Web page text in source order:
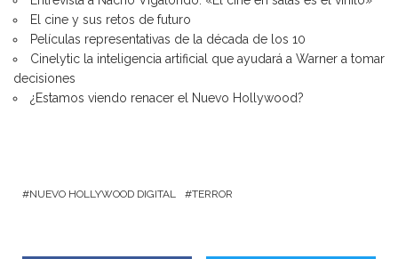
El cine y sus retos de futuro
Películas representativas de la década de los 10
Cinelytic la inteligencia artificial que ayudará a Warner a tomar
decisiones
¿Estamos viendo renacer el Nuevo Hollywood?
NUEVO HOLLYWOOD DIGITAL TERROR